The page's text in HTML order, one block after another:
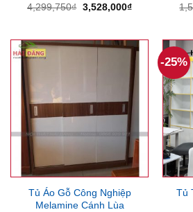
4,299,750₫ Giá
3,528,000₫Giá
3,528,000₫.
Tủ Áo Gỗ Công Nghiệp
Melamine Cánh Lùa
-25%
Tủ